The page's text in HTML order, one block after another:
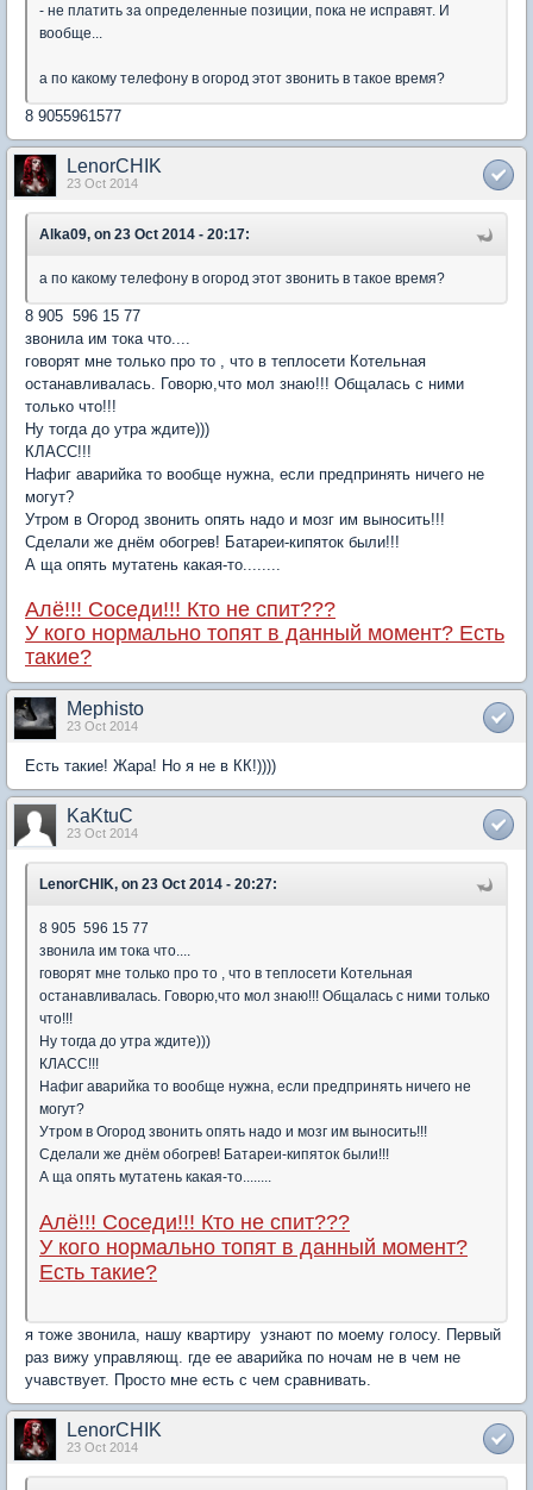
- не платить за определенные позиции, пока не исправят. И
вообще...
а по какому телефону в огород этот звонить в такое время?
8 9055961577
LenorCHIK
23 Oct 2014
Alka09, on 23 Oct 2014 - 20:17:
а по какому телефону в огород этот звонить в такое время?
8 905 596 15 77
звонила им тока что....
говорят мне только про то , что в теплосети Котельная
останавливалась. Говорю,что мол знаю!!! Общалась с ними
только что!!!
Ну тогда до утра ждите)))
КЛАСС!!!
Нафиг аварийка то вообще нужна, если предпринять ничего не
могут?
Утром в Огород звонить опять надо и мозг им выносить!!!
Сделали же днём обогрев! Батареи-кипяток были!!!
А ща опять мутатень какая-то........
Алё!!! Соседи!!! Кто не спит???
У кого нормально топят в данный момент? Есть
такие?
Mephisto
23 Oct 2014
Есть такие! Жара! Но я не в КК!))))
KaKtuC
23 Oct 2014
LenorCHIK, on 23 Oct 2014 - 20:27:
8 905 596 15 77
звонила им тока что....
говорят мне только про то , что в теплосети Котельная
останавливалась. Говорю,что мол знаю!!! Общалась с ними только
что!!!
Ну тогда до утра ждите)))
КЛАСС!!!
Нафиг аварийка то вообще нужна, если предпринять ничего не
могут?
Утром в Огород звонить опять надо и мозг им выносить!!!
Сделали же днём обогрев! Батареи-кипяток были!!!
А ща опять мутатень какая-то........
Алё!!! Соседи!!! Кто не спит???
У кого нормально топят в данный момент?
Есть такие?
я тоже звонила, нашу квартиру узнают по моему голосу. Первый
раз вижу управляющ. где ее аварийка по ночам не в чем не
учавствует. Просто мне есть с чем сравнивать.
LenorCHIK
23 Oct 2014